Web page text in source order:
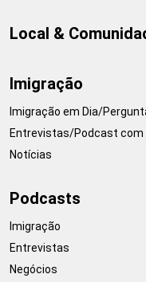
Local &
Imigração
Imigração em Dia/
Entrevistas/Podcast com
Notícias
Podcasts
Imigração
Entrevistas
Negócios